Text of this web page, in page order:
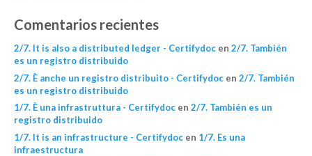
Comentarios recientes
2/7. It is also a distributed ledger - Certifydocen 2/7. También
es un registro distribuido
2/7. È anche un registro distribuito - Certifydocen 2/7. También
es un registro distribuido
1/7. È una infrastruttura - Certifydocen 2/7. También es un
registro distribuido
1/7. It is an infrastructure - Certifydocen 1/7. Es una
infraestructura